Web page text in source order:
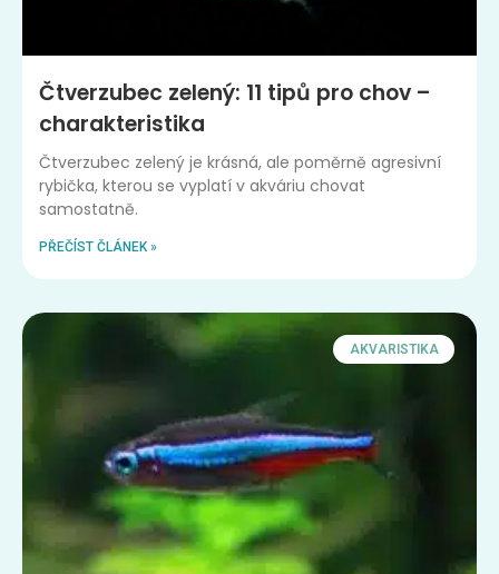
Čtverzubec zelený: 11 tipů pro chov –
charakteristika
Čtverzubec zelený je krásná, ale poměrně agresivní
rybička, kterou se vyplatí v akváriu chovat
samostatně.
PŘEČÍST ČLÁNEK »
AKVARISTIKA